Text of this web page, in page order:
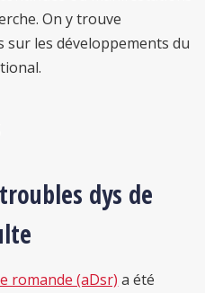
On y trouve
les développements du
dys de
romande (aDsr) a été